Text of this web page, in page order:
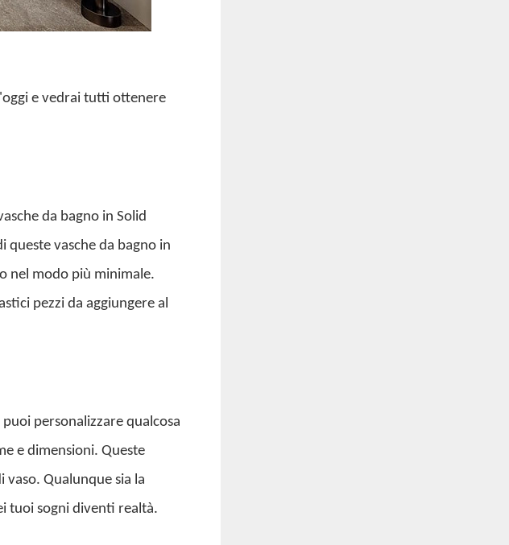
e vedrai tutti ottenere
da bagno in Solid
vasche da bagno in
nel modo più minimale.
pezzi da aggiungere al
personalizzare qualcosa
e dimensioni. Queste
Qualunque sia la
tuoi sogni diventi realtà.